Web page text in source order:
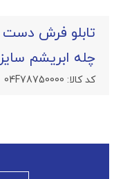
تابلو فرش
چله ابریشم سایز 0.98x0.59
کد کالا: 04F78750000